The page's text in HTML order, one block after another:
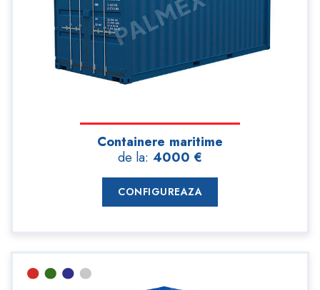
Containere maritime
de la: 4000 €
CONFIGUREAZA